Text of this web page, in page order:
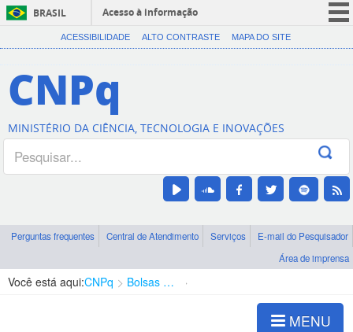
BRASIL
Acesso à informação
CORONAVÍRUS (COVID-19)
Canais
ACESSIBILIDADE ALTO CONTRASTE MAPA DO SITE
CNPq
MINISTÉRIO DA CIÊNCIA, TECNOLOGIA E INOVAÇÕES
Perguntas frequentes Central de Atendimento Serviços
E-mail do Pesquisador
Área de imprensa
Você está aqui:CNPq Bolsas e Auxílios Vigentes
MENU